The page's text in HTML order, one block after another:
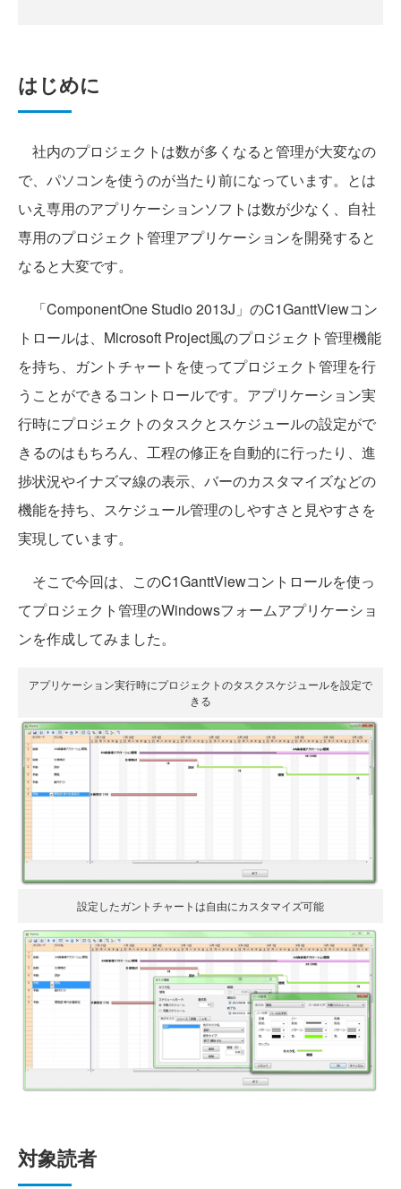
はじめに
社内のプロジェクトは数が多くなると管理が大変なの
で、パソコンを使うのが当たり前になっています。とは
いえ専用のアプリケーションソフトは数が少なく、自社
専用のプロジェクト管理アプリケーションを開発すると
なると大変です。
「ComponentOne Studio 2013J」のC1GanttViewコン
トロールは、Microsoft Project風のプロジェクト管理機能
を持ち、ガントチャートを使ってプロジェクト管理を行
うことができるコントロールです。アプリケーション実
行時にプロジェクトのタスクとスケジュールの設定がで
きるのはもちろん、工程の修正を自動的に行ったり、進
捗状況やイナズマ線の表示、バーのカスタマイズなどの
機能を持ち、スケジュール管理のしやすさと見やすさを
実現しています。
そこで今回は、このC1GanttViewコントロールを使っ
てプロジェクト管理のWindowsフォームアプリケーショ
ンを作成してみました。
アプリケーション実行時にプロジェクトのタスクスケジュールを設定で
きる
設定したガントチャートは自由にカスタマイズ可能
対象読者